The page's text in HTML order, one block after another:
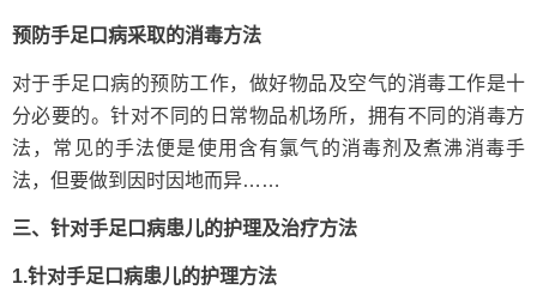
预防手足口病采取的消毒方法
对于手足口病的预防工作，做好物品及空气的消毒工作是十
分必要的。针对不同的日常物品机场所，拥有不同的消毒方
法，常见的手法便是使用含有氯气的消毒剂及煮沸消毒手
法，但要做到因时因地而异……
三、针对手足口病患儿的护理及治疗方法
1.针对手足口病患儿的护理方法